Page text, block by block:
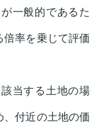
一般的であるた
率を乗じて評価
当する土地の場
付近の土地の価